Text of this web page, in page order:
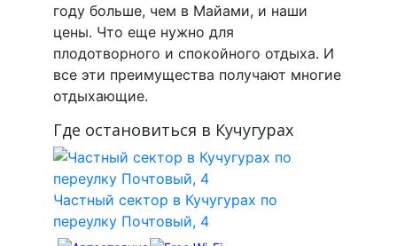
году больше, чем в Майами, и наши
цены. Что еще нужно для
плодотворного и спокойного отдыха. И
все эти преимущества получают многие
отдыхающие.
Где остановиться в Кучугурах
Частный сектор в Кучугурах по
переулку Почтовый, 4